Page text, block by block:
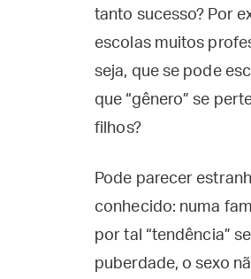
tanto sucesso? Por
escolas muitos
seja, que se pode
que “gênero” se
filhos?
Pode parecer
conhecido: numa
por tal “tendência”
puberdade, o sexo